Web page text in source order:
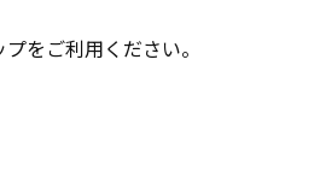
をご利用ください。